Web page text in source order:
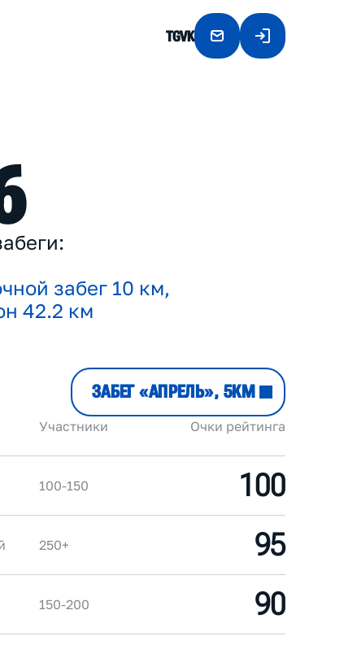
TGVK
абеги:
чной забег 10 км,
н 42.2 км
ЗАБЕГ «АПРЕЛЬ», 5КМ
Участники Очки рейтинга
100-150
100
250+
95
150-200
90